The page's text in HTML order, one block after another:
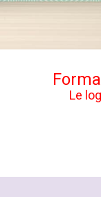
Le